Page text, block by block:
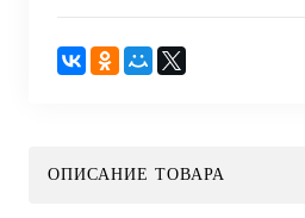
ОПИСАНИЕ ТОВАРА